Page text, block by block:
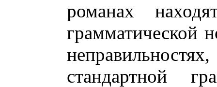
романах
грамматической
стандартной